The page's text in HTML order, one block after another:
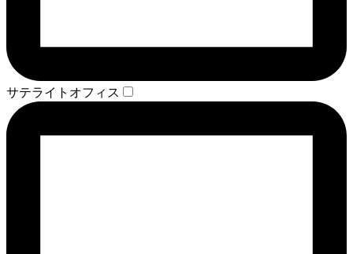
サテライトオフィス